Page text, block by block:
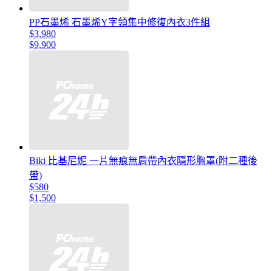
PP石墨烯 石墨烯Y字領集中修復內衣3件組
$3,980
$9,900
Biki 比基尼妮 一片無痕無肩帶內衣隱形胸罩(附二種後
帶)
$580
$1,500